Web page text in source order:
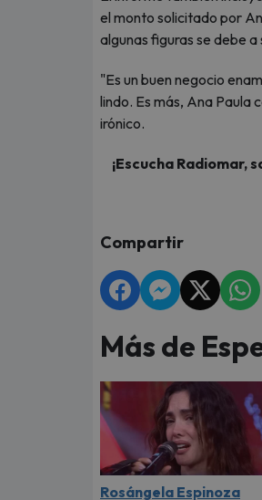
el monto solicitado por
algunas figuras se debe
"Es un buen negocio
lindo. Es más, Ana
irónico.
¡Escucha Radiomar,
Compartir
Más de
Rosángela Espinoza